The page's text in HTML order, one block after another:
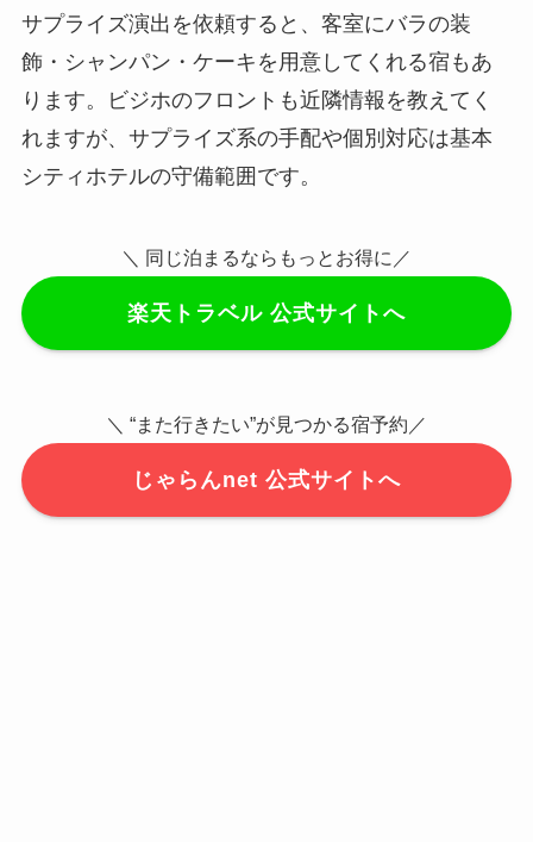
サプライズ演出を依頼すると、客室にバラの装
飾・シャンパン・ケーキを用意してくれる宿もあ
ります。ビジホのフロントも近隣情報を教えてく
れますが、サプライズ系の手配や個別対応は基本
シティホテルの守備範囲です。
＼ 同じ泊まるならもっとお得に／
楽天トラベル 公式サイトへ
＼ “また行きたい”が見つかる宿予約／
じゃらんnet 公式サイトへ